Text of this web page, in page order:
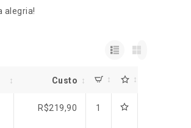
alegria!
Custo
R$219,90 1